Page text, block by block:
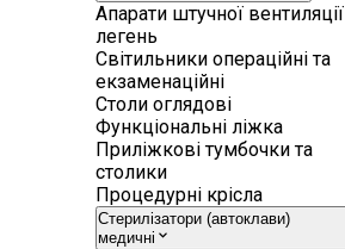
Апарати штучної вентиляції
легень
Світильники операційні та
екзаменаційні
Столи оглядові
Функціональні ліжка
Приліжкові тумбочки та
столики
Процедурні крісла
Стерилізатори (автоклави)
медичні